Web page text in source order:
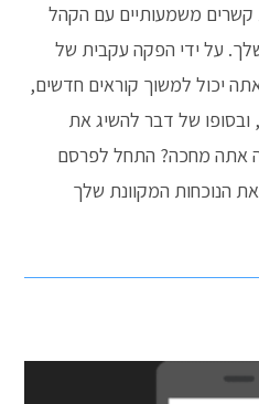
קשרים משמעותיים עם הקהל
על ידי הפקה עקבית של
יכול למשוך קוראים חדשים,
של דבר להשיג את
אתה מחכה? התחל לפרסם
הנוכחות המקוונת שלך